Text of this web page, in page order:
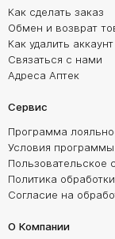
Как сделать заказ
Обмен и возврат
Как удалить
Связаться с нами
Адреса Аптек
Сервис
Программа
Условия
Пользовательское
Политика
Согласие на
О Компании